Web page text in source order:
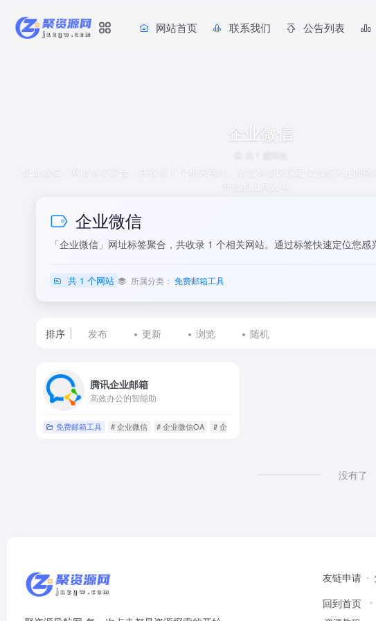
网站首页 联系我们 公告列表
企业微信
「企业微信」网址标签聚合，共收录 1 个相关网站。通过标签快速定位您感兴趣的网
升您的上网效率。
企业微信
「企业微信」网址标签聚合，共收录 1 个相关网站。通过标签快速定位您
共 1 个网站 所属分类：免费邮箱工具
排序 发布 更新 浏览 随机
标
签
为
网
站
腾讯企业邮箱
高效办公的智能助
免费邮箱工具 # 企业微信 # 企业微信OA # 企业微信下载
没有了
友链申请
回到首页